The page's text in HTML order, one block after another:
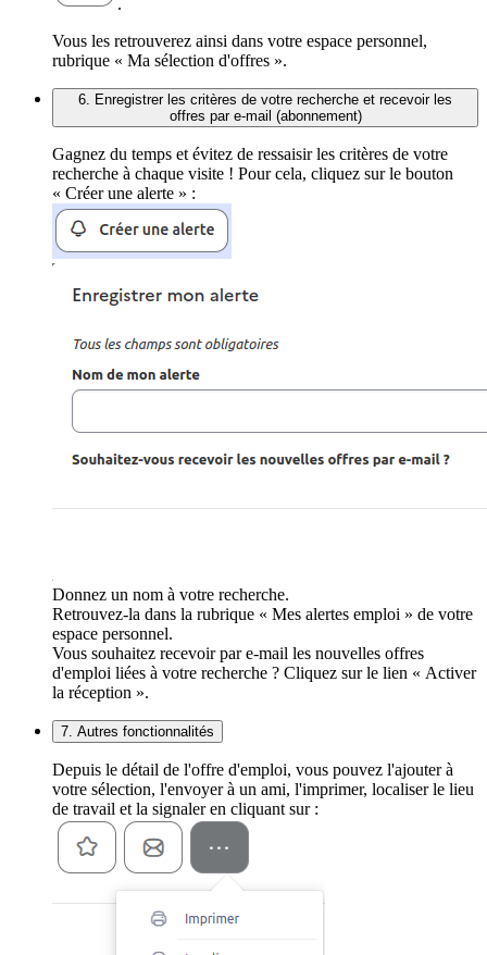
.
Vous les retrouverez ainsi dans votre espace personnel,
rubrique « Ma sélection d'offres ».
6. Enregistrer les critères de votre recherche et recevoir les
offres par e-mail (abonnement)
Gagnez du temps et évitez de ressaisir les critères de votre
recherche à chaque visite ! Pour cela, cliquez sur le bouton
« Créer une alerte » :
Donnez un nom à votre recherche.
Retrouvez-la dans la rubrique « Mes alertes emploi » de votre
espace personnel.
Vous souhaitez recevoir par e-mail les nouvelles offres
d'emploi liées à votre recherche ? Cliquez sur le lien « Activer
la réception ».
7. Autres fonctionnalités
Depuis le détail de l'offre d'emploi, vous pouvez l'ajouter à
votre sélection, l'envoyer à un ami, l'imprimer, localiser le lieu
de travail et la signaler en cliquant sur :